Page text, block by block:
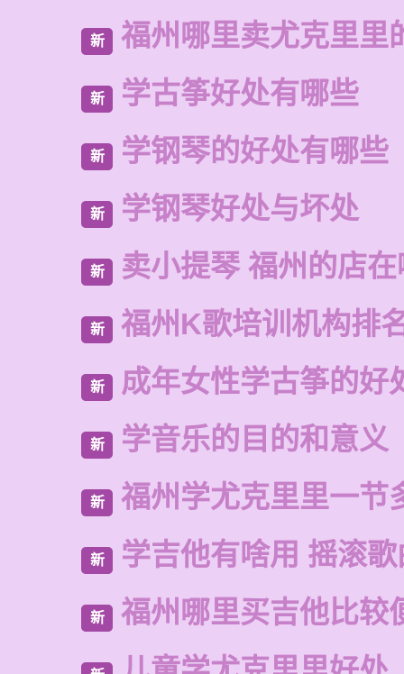
新 福州哪里卖尤克里里
新 学古筝好处有哪些
新 学钢琴的好处有哪些
新 学钢琴好处与坏处
新 卖小提琴 福州的店
新 福州K歌培训机构排
新 成年女性学古筝的好
新 学音乐的目的和意义
新 福州学尤克里里一节
新 学吉他有啥用 摇滚歌
新 福州哪里买吉他比较